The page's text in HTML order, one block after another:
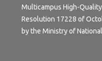
Multicampus High-
Resolution 17228 of
by the Ministry of